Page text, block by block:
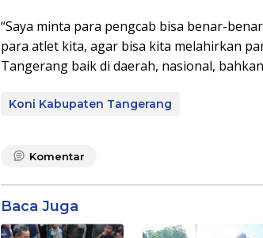
“Saya minta para pengcab bisa benar-
para atlet kita, agar bisa kita melahirkan
Tangerang baik di daerah, nasional,
Koni Kabupaten Tangerang
Komentar
Baca Juga